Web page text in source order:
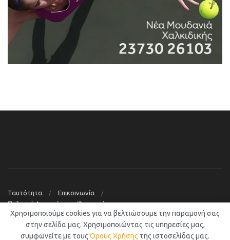
Ταυτότητα
Επικοινωνία
Πολιτική Απορρήτου – Όροι χρήσης
© 2019Νέα Μουδανιά Blog
Χρησιμοποιούμε cookies για να βελτιώσουμε την παραμονή σας
στην σελίδα μας. Χρησιμοποιώντας τις υπηρεσίες μας,
συμφωνείτε με τουςΌρους Χρήσης της ιστοσελίδας μας.